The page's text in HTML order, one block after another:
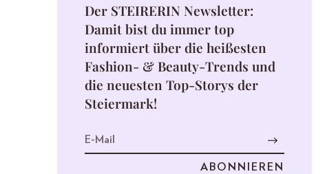
Der STEIRERIN Newsletter:
Damit bist du immer top
informiert über die heißesten
Fashion- & Beauty-Trends und
die neuesten Top-Storys der
Steiermark!